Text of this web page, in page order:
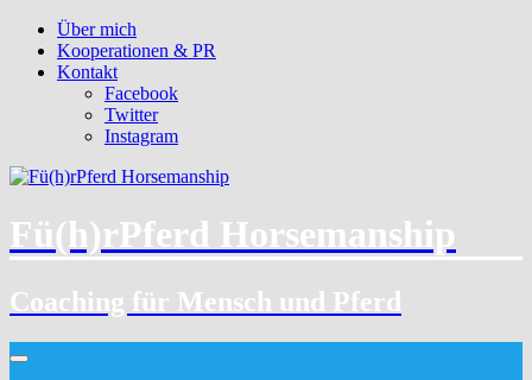
Über mich
Kooperationen & PR
Kontakt
Facebook
Twitter
Instagram
Fü(h)rPferd Horsemanship
Coaching für Mensch und Pferd